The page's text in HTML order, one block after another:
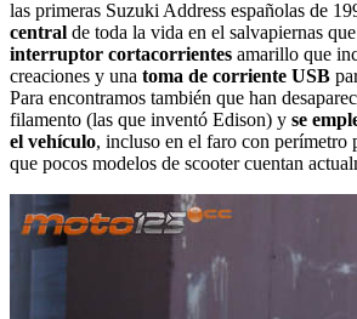
las primeras Suzuki Address españolas de
central de toda la vida en el salvapiernas
interruptor cortacorrientes amarillo que
creaciones y una toma de corriente USB
Para encontramos también que han
filamento (las que inventó Edison) y se
el vehículo, incluso en el faro con perímetro
que pocos modelos de scooter cuentan